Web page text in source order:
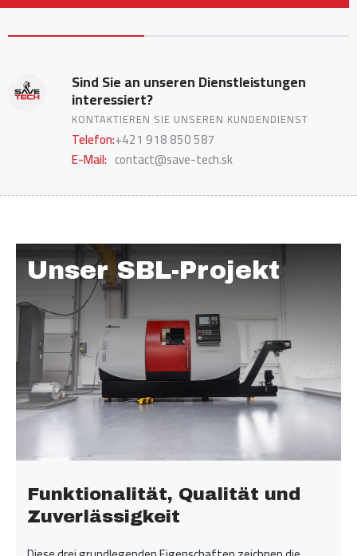
Sind Sie an unseren Dienstleistungen
interessiert?
KONTAKTIEREN SIE UNSEREN KUNDENDIENST
Telefon:+421 918 850 587
E-Mail: contact@save-tech.sk
Unser SBL-Projekt
Funktionalität, Qualität und
Zuverlässigkeit